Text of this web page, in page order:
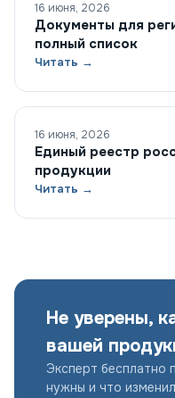
16 июня, 2026
Документы для
полный список
Читать →
16 июня, 2026
Единый реестр
продукции
Читать →
Не уверены,
вашей
Эксперт бесплатно
нужны и что